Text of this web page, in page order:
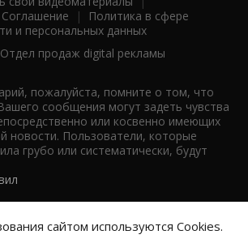
|
Политика в сфере
и персональных данных
Отдел продаж digital рекламы
пожалуйста, помните о том, что
сообщения могут задеть чувства
или косвенно имеющих
новости. Пользователи, которые
грубо или систематически, будут
сайтом используются Cookies.